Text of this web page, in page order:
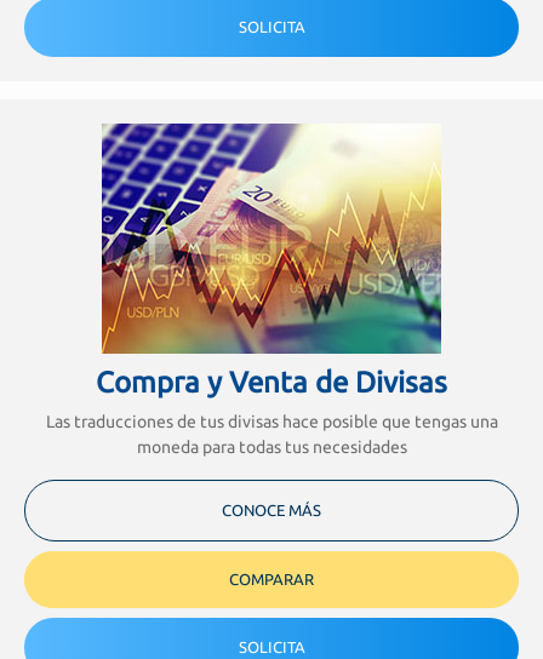
SOLICITA
Compra y Venta de Divisas
Las traducciones de tus divisas hace posible que tengas una
moneda para todas tus necesidades
CONOCE MÁS
COMPARAR
SOLICITA